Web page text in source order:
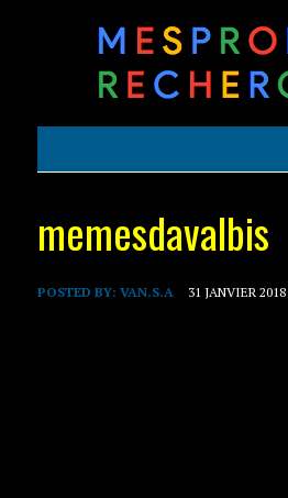
memesdavalbis
POSTED BY: VAN.S.A 31 JANVIER 2018